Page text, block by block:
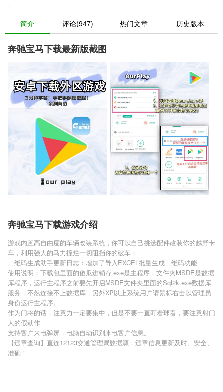
简介 评论(947) 热门文章 历史版本
奔驰宝马下载最新版截图
奔驰宝马下载游戏介绍
游戏内置高自由度的车辆改装系统，你可以自己挑选配件改装你的越野卡
车，利用强大的马力撞烂一切阻挡你的破车；
二维码生成助手更新日志：增加了导入EXCEL批量生成二维码功能
使用说明：下载包里面的傻瓜进销存.exe是主程序，文件夹MSDE是数据
库程序，运行主程序之前要先开启MSDE文件夹里面的Sql2k.exe数据库
服务，不然连接不上数据库，另外XP以上系统用户请鼠标右击以管理员
身份运行主程序。
作为门将的话，注意力一定要集中，但是不要一直盯着球看，要注意射门
人的假动作
支持客户来电弹屏，电脑自动识别来电客户信息。
【违章查询】直连12123交通管理局数据源，违章信息更新及时、安全、
准确！